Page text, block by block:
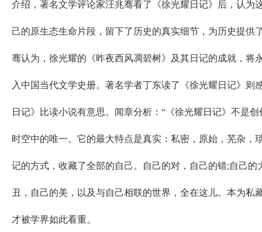
介绍，著名文学评论家汪兆骞看了《徐光耀日记》后，认为
己的原生态生命片段，留下了历史的真实细节，为历史提供
骞认为，徐光耀的《昨夜西风凋碧树》及其日记的成就，将
入中国当代文学史册。著名学者丁东读了《徐光耀日记》则
日记》比读小说有意思。闻章分析：“《徐光耀日记》不是
时空中的唯一。它的最大特点是真实：私密，原始，芜杂，
记的方式，收藏了全部的自己。自己的对，自己的错;自己的
丑，自己的美，以及与自己相联的世界，全在这儿。本为私
才被学界如此看重。